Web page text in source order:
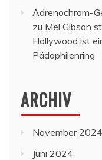
Adrenochrom-
zu Mel Gibson
Hollywood ist
Pädophilenring
ARCHIV
November 2024
Juni 2024